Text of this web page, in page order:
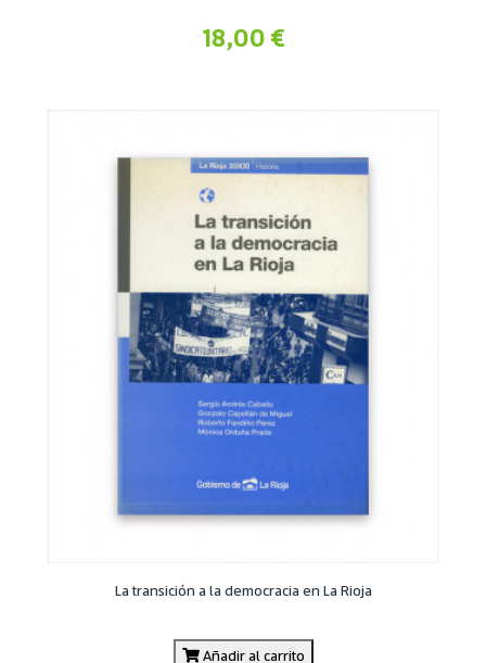
18,00 €
La transición a la democracia en La Rioja
Añadir al carrito